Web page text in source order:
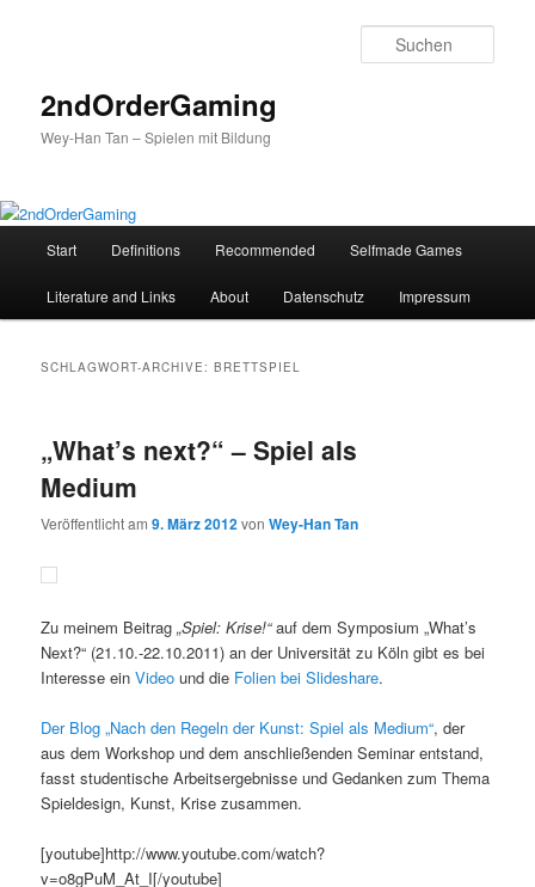
2ndOrderGaming
Wey-Han Tan – Spielen mit Bildung
Zum
Inhalt
Zum
sekundären
Start Definitions Recommended Selfmade Games
Literature and Links About Datenschutz Impressum
SCHLAGWORT-ARCHIVE:BRETTSPIEL
„What’s next?“ – Spiel als
Medium
Veröffentlicht am9. März 2012vonWey-Han Tan
Zu meinem Beitrag „Spiel: Krise!“auf dem Symposium „What’s
Next?“ (21.10.-22.10.2011) an der Universität zu Köln gibt es bei
Interesse einVideo und die Folien bei Slideshare.
Der Blog „Nach den Regeln der Kunst: Spiel als Medium“, der
aus dem Workshop und dem anschließenden Seminar entstand,
fasst studentische Arbeitsergebnisse und Gedanken zum Thema
Spieldesign, Kunst, Krise zusammen.
[youtube]http://www.youtube.com/watch?
v=o8gPuM_At_I[/youtube]